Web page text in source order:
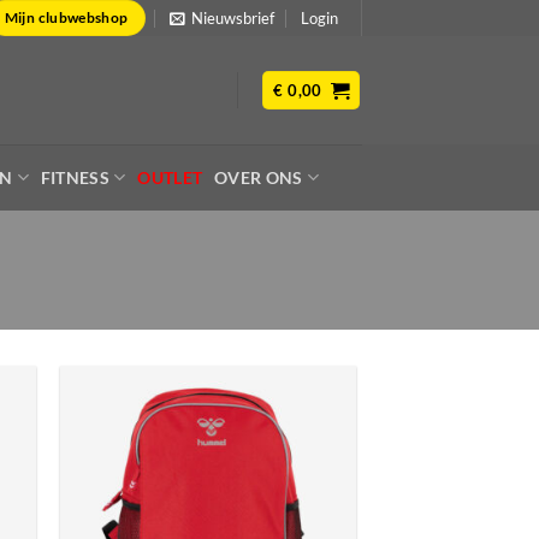
Mijn clubwebshop Nieuwsbrief Login
€ 0,00
FITNESS OUTLET OVER ONS